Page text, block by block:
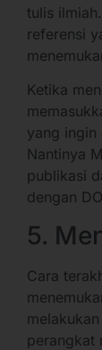
tulis
referensi
Ketika
yang ingin
Nantinya
publikasi
dengan
5.
Cara
perangkat